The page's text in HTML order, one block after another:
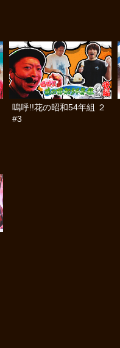
嗚呼!!花の昭和54年組 ２
#3